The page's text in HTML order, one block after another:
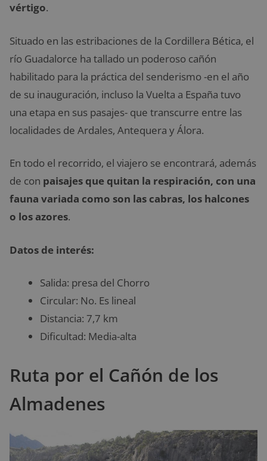
vértigo.
Situado en las estribaciones de la Cordillera Bética, el
río Guadalorce ha tallado un poderoso cañón
habilitado para la práctica del senderismo -en el año
de su inauguración, incluso la Vuelta a España tuvo
una etapa en sus pasajes- que transcurre entre las
localidades de Ardales, Antequera y Álora.
En todo el recorrido, el viajero se encontrará, además
de con paisajes que quitan la respiración, con una
fauna variada como son las cabras, los halcones
o los azores.
Datos de interés:
Salida: presa del Chorro
Circular: No. Es lineal
Distancia: 7,7 km
Dificultad: Media-alta
Ruta por el Cañón de los
Almadenes